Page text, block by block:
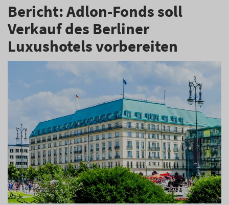
Bericht: Adlon-Fonds soll
Verkauf des Berliner
Luxushotels vorbereiten